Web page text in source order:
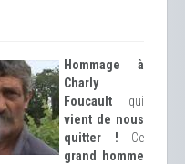
Hommage à
Charly
Foucault qui
vient de nous
quitter ! Ce
grand homme